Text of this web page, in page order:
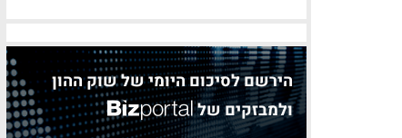
הירשם לסיכום היומי של שוק ההון
ולמבזקים של